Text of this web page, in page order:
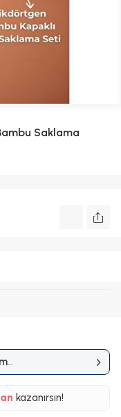
Saklama
kazanırsın!